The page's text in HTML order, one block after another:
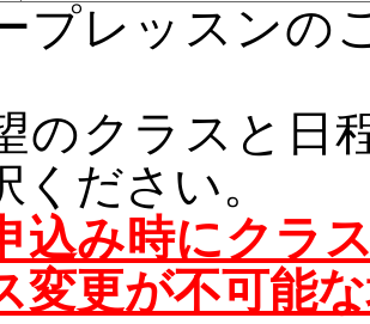
プレッスンの
のクラスと日
ください。
込み時にクラ
変更が不可能